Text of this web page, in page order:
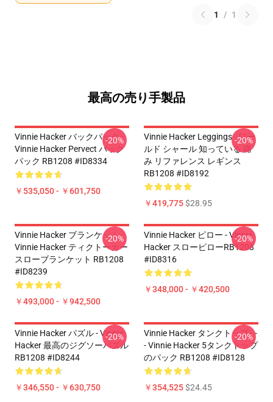
1 / 1
最高の売り手製品
Vinnie Hacker バックパック -
Vinnie Hacker Pervect バック
パック RB1208 #ID8334
￥535,050 - ￥601,750
-20%
Vinnie Hacker Leggings - ワー
ルド シャール 知っている 痛
み リファレンス レギンス
RB1208 #ID8192
￥419,775$28.95
-20%
Vinnie Hacker ブランケット -
Vinnie Hacker ティクトーカー
スローブランケット RB1208
#ID8239
￥493,000 - ￥942,500
-20%
Vinnie Hacker ピロー - Vinnie
Hacker スローピローRB1208
#ID8316
￥348,000 - ￥420,500
-20%
Vinnie Hacker パズル - Vinnie
Hacker 最高のジグソーパズル
RB1208 #ID8244
￥346,550 - ￥630,750
-20%
Vinnie Hacker タンクトップ - -
- Vinnie Hacker 5タンクトップ
のパック RB1208 #ID8128
￥354,525$24.45
-20%